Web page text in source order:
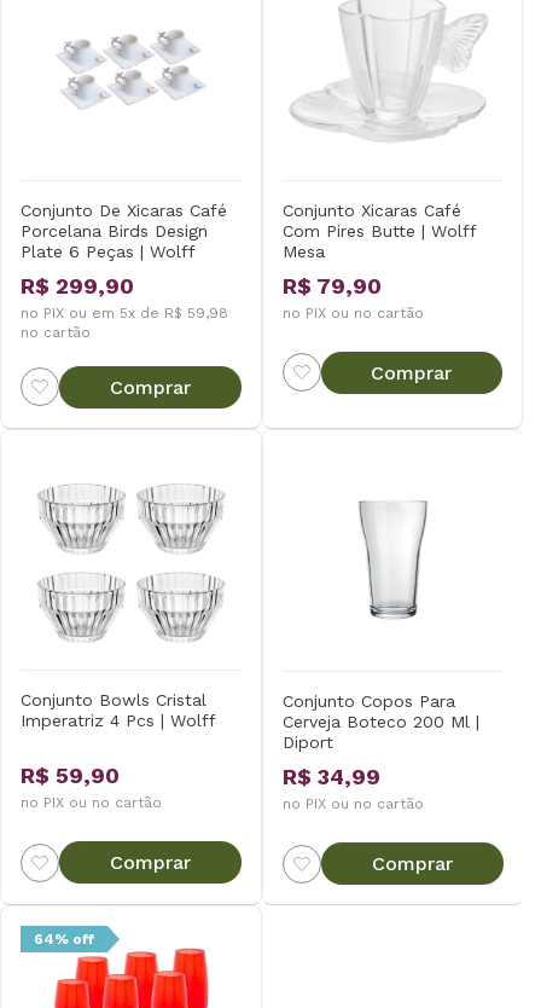
Conjunto De Xicaras Café
Porcelana Birds Design
Plate 6 Peças | Wolff
R$ 299,90
no PIX ou em 5x de R$ 59,98
no cartão
Comprar
Conjunto Xicaras Café
Com Pires Butte | Wolff
Mesa
R$ 79,90
no PIX ou no cartão
Comprar
Conjunto Bowls Cristal
Imperatriz 4 Pcs | Wolff
R$ 59,90
no PIX ou no cartão
Comprar
Conjunto Copos Para
Cerveja Boteco 200 Ml |
Diport
R$ 34,99
no PIX ou no cartão
Comprar
64% off